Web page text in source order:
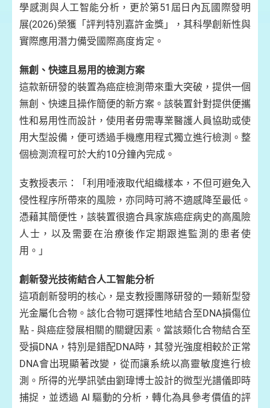
學感測與人工智能分析，更於第51屆日內瓦國際發明
展(2026)榮獲「評判特別嘉許金獎」，其科學創新性與
實際應用潛力備受國際高度肯定。
無創、快速且易用的檢測方案
這款新研發的裝置為癌症檢測帶來重大突破，提供一個
無創、快速且操作簡便的新方案。該裝置針對提供便攜
性和易用性而設計，使用者毋需專業醫護人員協助或使
用大型設備，便可透過手機應用程式獨立進行檢測。整
個檢測流程可於大約10分鐘內完成。
支教授表示：「利用唾液取代組織樣本，不但可避免入
侵性程序所帶來的風險，亦同時可將不適感降至最低。
憑藉其簡便性，該裝置很適合具家族癌症病史的高風險
人士，以及需要在治療後作定期跟進監測的患者使
用。」
創新發光技術結合人工智能分析
這項創新發明的核心，是支教授團隊研發的一類新型發
光金屬化合物。該化合物可選擇性地結合至DNA損傷位
點 - 與癌症發展相關的關鍵因素。當該類化合物結合至
受損DNA，特別是錯配DNA時，其發光強度相較於正常
DNA會出現顯著改變，從而讓系統以高靈敏度進行檢
測。所得的光學訊號由劉瑋博士設計的微型光譜儀即時
捕捉，並透過 AI 驅動的分析，轉化為具參考價值的評